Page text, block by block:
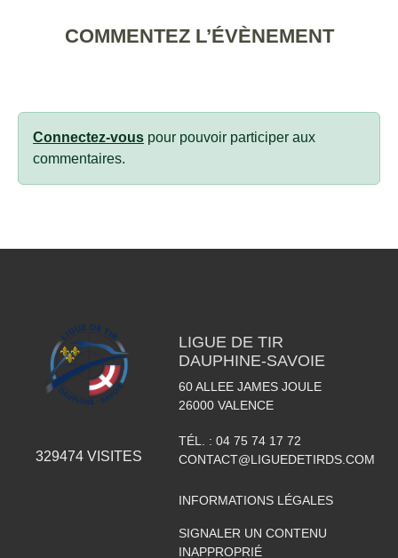
COMMENTEZ L’ÉVÈNEMENT
Connectez-vous pour pouvoir participer aux
commentaires.
329474 VISITES
LIGUE DE TIR
DAUPHINE-SAVOIE
60 ALLEE JAMES JOULE
26000 VALENCE
TÉL. : 04 75 74 17 72
CONTACT@LIGUEDETIRDS.COM
INFORMATIONS LÉGALES
SIGNALER UN CONTENU
INAPPROPRIÉ